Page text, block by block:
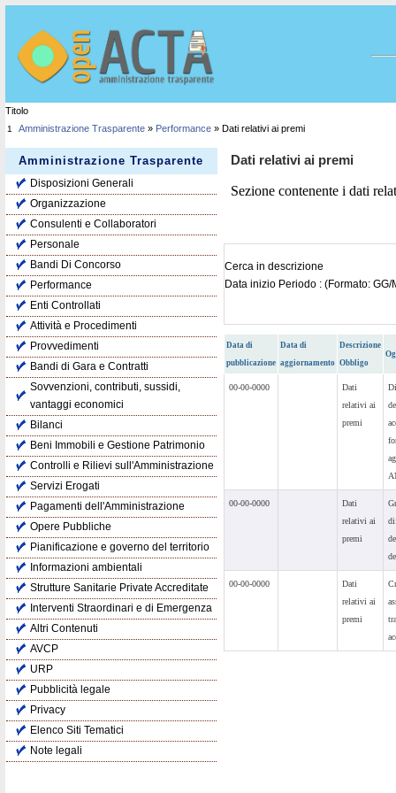
Titolo
1 Amministrazione Trasparente » Performance » Dati relativi ai premi
Dati relativi ai premi
Sezione contenente i dati
Cerca in descrizione
Data inizio Periodo : (Formato: GG/
Data di
pubblicazione
Data di
aggiornamento
Descrizione
Obbligo
00-00-0000
Dati
relativi ai
premi
00-00-0000
Dati
relativi ai
premi
00-00-0000
Dati
relativi ai
premi
Amministrazione Trasparente
Disposizioni Generali
Organizzazione
Consulenti e Collaboratori
Personale
Bandi Di Concorso
Performance
Enti Controllati
Attività e Procedimenti
Provvedimenti
Bandi di Gara e Contratti
Sovvenzioni, contributi, sussidi,
vantaggi economici
Bilanci
Beni Immobili e Gestione Patrimonio
Controlli e Rilievi sull'Amministrazione
Servizi Erogati
Pagamenti dell'Amministrazione
Opere Pubbliche
Pianificazione e governo del territorio
Informazioni ambientali
Strutture Sanitarie Private Accreditate
Interventi Straordinari e di Emergenza
Altri Contenuti
AVCP
URP
Pubblicità legale
Privacy
Elenco Siti Tematici
Note legali